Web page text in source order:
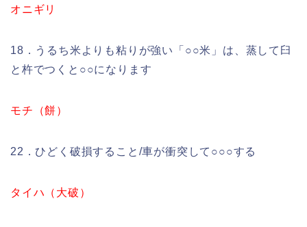
オニギリ
18．うるち米よりも粘りが強い「○○米」は、蒸して臼
と杵でつくと○○になります
モチ（餅）
22．ひどく破損すること/車が衝突して○○○する
タイハ（大破）